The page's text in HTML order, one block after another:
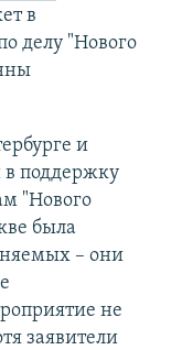
в
делу "Нового
и
поддержку
"Нового
была
– они
не
заявители